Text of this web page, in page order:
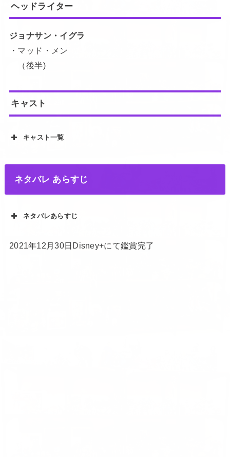
ヘッドライター
ジョナサン・イグラ
・マッド・メン
（後半)
キャスト
キャスト一覧
ネタバレ あらすじ
ネタバレあらすじ
2021年12月30日Disney+にて鑑賞完了